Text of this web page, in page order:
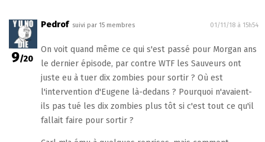
9/20
Pedrof suivi par 15 membres 01/11/18 à 15h54
On voit quand même ce qui s'est passé pour Morgan ans
le dernier épisode, par contre WTF les Sauveurs ont
juste eu à tuer dix zombies pour sortir ? Où est
l'intervention d'Eugene là-dedans ? Pourquoi n'avaient-
ils pas tué les dix zombies plus tôt si c'est tout ce qu'il
fallait faire pour sortir ?